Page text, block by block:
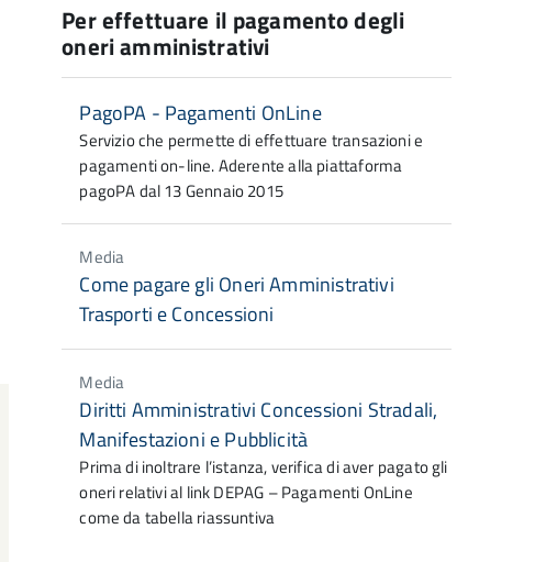
Per effettuare il pagamento degli
oneri amministrativi
PagoPA - Pagamenti OnLine
Servizio che permette di effettuare transazioni e
pagamenti on-line. Aderente alla piattaforma
pagoPA dal 13 Gennaio 2015
Media
Come pagare gli Oneri Amministrativi
Trasporti e Concessioni
Media
Diritti Amministrativi Concessioni Stradali,
Manifestazioni e Pubblicità
Prima di inoltrare l’istanza, verifica di aver pagato gli
oneri relativi al link DEPAG – Pagamenti OnLine
come da tabella riassuntiva